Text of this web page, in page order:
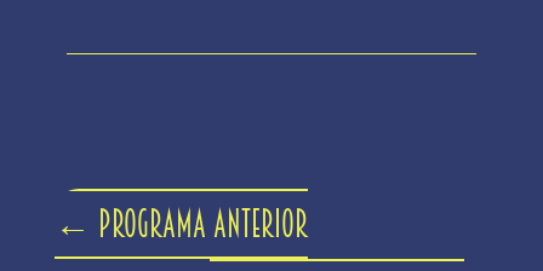
← Programa anterior